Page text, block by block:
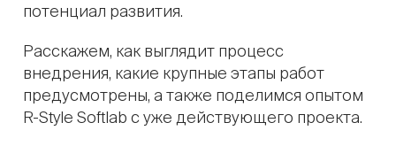
потенциал развития.
Расскажем, как выглядит процесс
внедрения, какие крупные этапы работ
предусмотрены, а также поделимся опытом
R-Style Softlab с уже действующего проекта.